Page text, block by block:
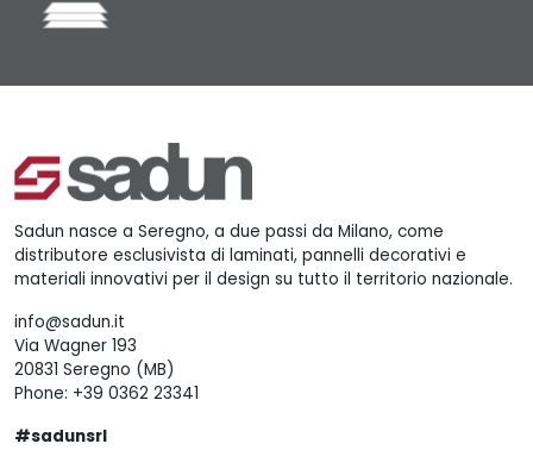
Sadun nasce a Seregno, a due passi da Milano, come
distributore esclusivista di laminati, pannelli decorativi e
materiali innovativi per il design su tutto il territorio nazionale.
info@sadun.it
Via Wagner 193
20831 Seregno (MB)
Phone: +39 0362 23341
#sadunsrl